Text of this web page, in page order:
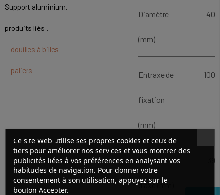
Support aluminium.
produits liés :
- douilles à billes
- paliers
Diamètre
(mm)
40
Entraxe de
fixation
(mm)
100
Hauteur
d'axe (mm)
39
Ce site Web utilise ses propres cookies et ceux de
tiers pour améliorer nos services et vous montrer des
publicités liées à vos préférences en analysant vos
habitudes de navigation. Pour donner votre
consentement à son utilisation, appuyez sur le
bouton Accepter.